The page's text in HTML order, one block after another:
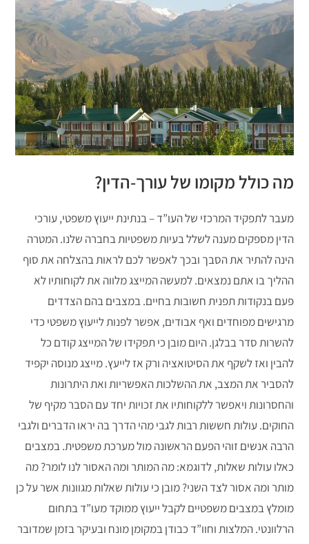
מה כולל מקומו של עורך-הדין?
מעבר לתפקיד המרכזי של העו”ד – בנתינת ייעוץ משפטי, עורכי
הדין מספקים מענה לשלל בעיות משפטיות בחברה שלנו. המטרה
הינה להתיר את הסבך ובכך לאפשר לכם לראות בהצלחה את סוף
ההליך בו אתם נמצאים. למעשה המייצג מלווה את לקוחותיו לא
פעם בנקודות תפנית חשובות בחיים. במצבים בהם הצדדים
מרגישים מפוחדים ואף אבודים, אפשר לפנות לייעוץ משפטי כדי
להשרות סדר בבלגן. היום מובן כי תפקידו של המייצג קודם כל
להבין ואז לשקף את הסיטואציה ורק אז לייעץ. מייצג מנוסה יקפיד
להסביר את המצב, את ההשלכות האפשריות ואת היתרונות
והחסרונות ויאפשר ללקוחותיו את זכויות יחד עם הסבר מקיף של
החוקים. עולות חששות רבות לגבי מהי הדרך בה יראו הדברים ולגבי
הרבה אנשים זוהי הפעם הראשונה מול מערכת משפטית. במצבים
כאלו עולות שאלות, לדוגמא: מה המותר ומה האסור לנו לומר? מה
מותר ומה אסור לצד השני? מובן כי עולות שאלות מגוונות אשר על כן
מומלץ במצבים משפטיים לקבל ייעוץ ממוקד מעו”ד בתחום
הרלוונטי. המלצות וחוו”ד כבודן במקומן מונח ובעיקר בזמן שמדובר